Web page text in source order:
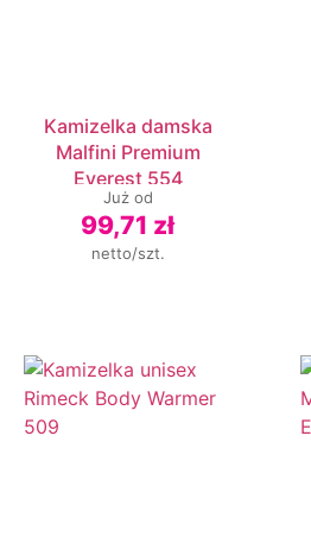
Kamizelka damska
Malfini Premium
Everest 554
Już od
99,71 zł
netto/szt.